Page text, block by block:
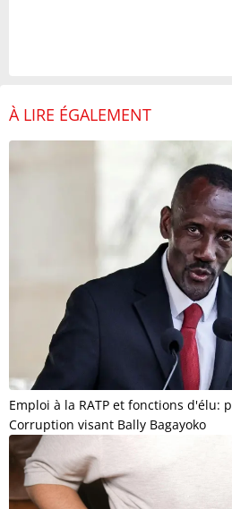
À LIRE ÉGALEMENT
Emploi à la RATP et fonctions d'élu:
Corruption visant Bally Bagayoko